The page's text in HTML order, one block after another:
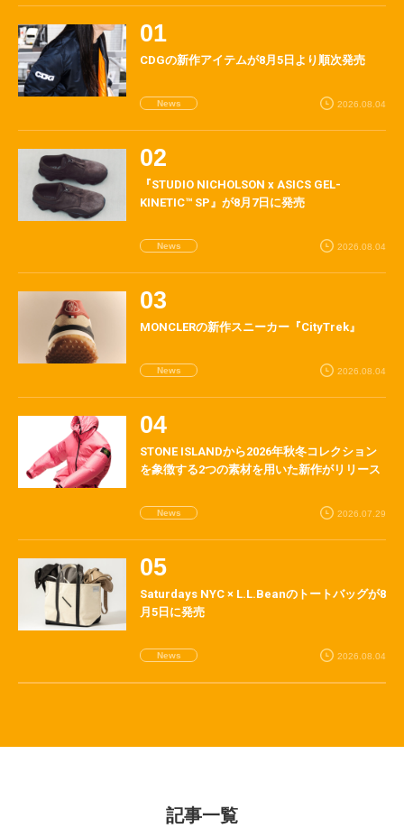
CDGの新作アイテムが8月5日より順次発売
News 2026.08.04
『STUDIO NICHOLSON x ASICS GEL-
KINETIC™ SP』が8月7日に発売
News 2026.08.04
MONCLERの新作スニーカー『CityTrek』
News 2026.08.04
STONE ISLANDから2026年秋冬コレクション
を象徴する2つの素材を用いた新作がリリース
News 2026.07.29
Saturdays NYC × L.L.Beanのトートバッグが8
月5日に発売
News 2026.08.04
記事一覧